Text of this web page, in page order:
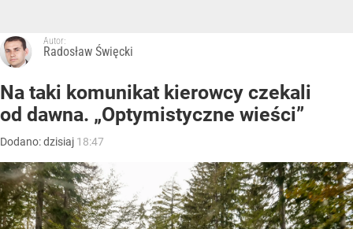
Autor:
Radosław Święcki
Na taki komunikat kierowcy czekali
od dawna. „Optymistyczne wieści”
Dodano:dzisiaj 18:47